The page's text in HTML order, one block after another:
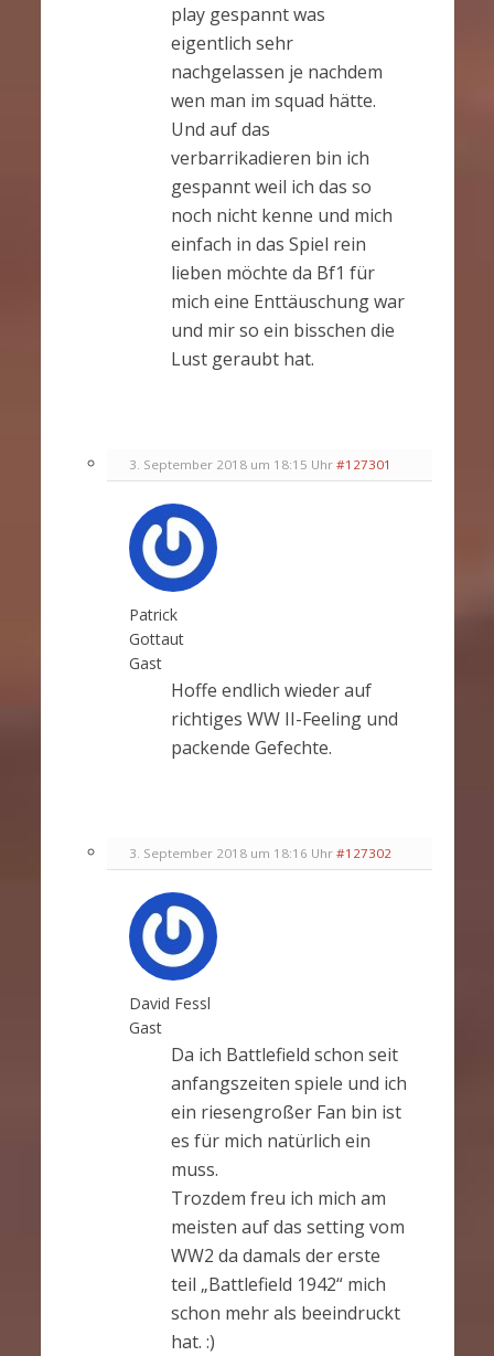
play gespannt was
eigentlich sehr
nachgelassen je nachdem
wen man im squad hätte.
Und auf das
verbarrikadieren bin ich
gespannt weil ich das so
noch nicht kenne und mich
einfach in das Spiel rein
lieben möchte da Bf1 für
mich eine Enttäuschung war
und mir so ein bisschen die
Lust geraubt hat.
3. September 2018 um 18:15 Uhr #127301
Patrick
Gottaut
Gast
Hoffe endlich wieder auf
richtiges WW II-Feeling und
packende Gefechte.
3. September 2018 um 18:16 Uhr #127302
David Fessl
Gast
Da ich Battlefield schon seit
anfangszeiten spiele und ich
ein riesengroßer Fan bin ist
es für mich natürlich ein
muss.
Trozdem freu ich mich am
meisten auf das setting vom
WW2 da damals der erste
teil „Battlefield 1942“ mich
schon mehr als beeindruckt
hat. :)